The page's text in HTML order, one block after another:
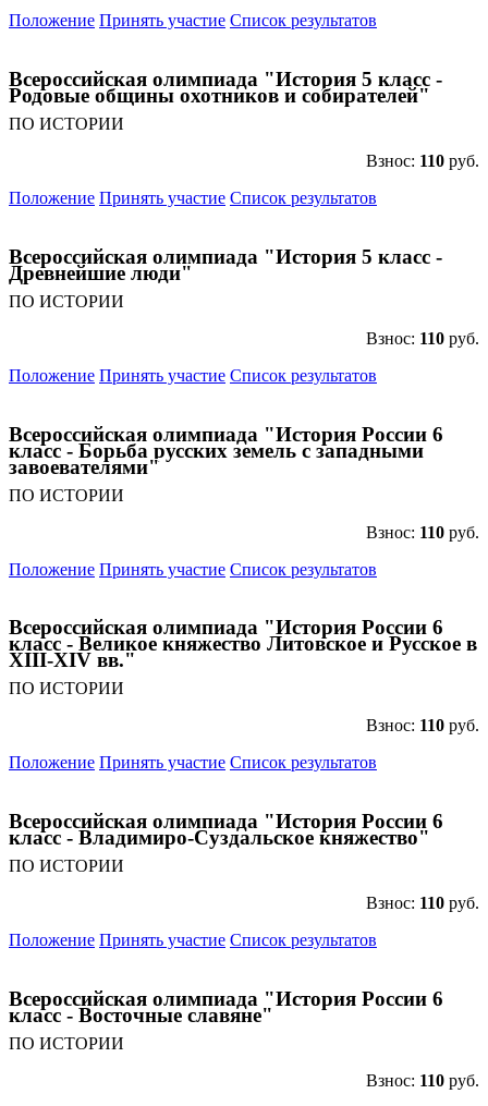
Положение Принять участие Список результатов
Всероссийская олимпиада "История 5 класс -
Родовые общины охотников и собирателей"
ПО ИСТОРИИ
Взнос: 110 руб.
Положение Принять участие Список результатов
Всероссийская олимпиада "История 5 класс -
Древнейшие люди"
ПО ИСТОРИИ
Взнос: 110 руб.
Положение Принять участие Список результатов
Всероссийская олимпиада "История России 6
класс - Борьба русских земель с западными
завоевателями"
ПО ИСТОРИИ
Взнос: 110 руб.
Положение Принять участие Список результатов
Всероссийская олимпиада "История России 6
класс - Великое княжество Литовское и Русское в
XIII-XIV вв."
ПО ИСТОРИИ
Взнос: 110 руб.
Положение Принять участие Список результатов
Всероссийская олимпиада "История России 6
класс - Владимиро-Суздальское княжество"
ПО ИСТОРИИ
Взнос: 110 руб.
Положение Принять участие Список результатов
Всероссийская олимпиада "История России 6
класс - Восточные славяне"
ПО ИСТОРИИ
Взнос: 110 руб.